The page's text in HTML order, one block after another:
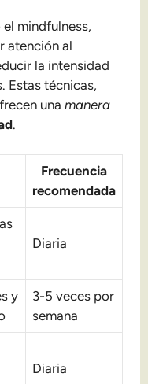
mindfulness,
atención al
la intensidad
Estas técnicas,
unamanera
.
Frecuencia
recomendada
Diaria
y
3-5 veces por
semana
Diaria